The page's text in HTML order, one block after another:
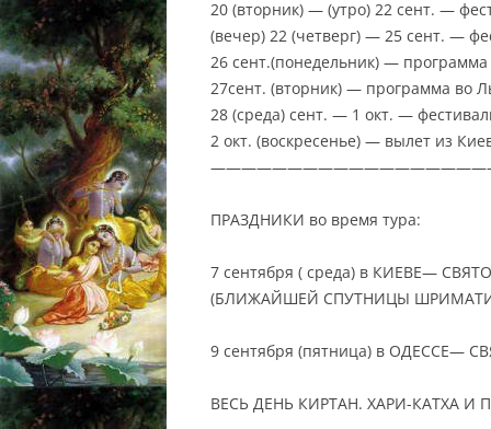
20 (вторник) — (утро) 22 сент. —
(вечер) 22 (четверг) — 25 сент. —
26 сент.(понедельник) — программа
27сент. (вторник) — программа во
28 (среда) сент. — 1 окт. —
2 окт. (воскресенье) — вылет из
ПРАЗДНИКИ во время тура:
7 сентября ( среда) в КИЕВЕ—
(БЛИЖАЙШЕЙ СПУТНИЦЫ ШРИМАТИ
9 сентября (пятница) в ОДЕССЕ—
ВЕСЬ ДЕНЬ КИРТАН. ХАРИ-КАТХА И